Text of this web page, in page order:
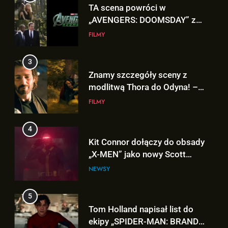
Znamy szczegóły sceny z
modlitwą Thora do Odyna! –
„AVENGERS: DOOMSDAY”
FILMY
4
Kit Connor dołączy do obsady
„X-MEN” jako nowy Scott
Summers!
NEWSY
5
Tom Holland napisał list do
ekipy „SPIDER-MAN: BRAND
NEW DAY” i… potwierdził swój
FILMY
6
TA figurka LEGO
Niesamowitego Spider-Mana
5
Tom Holland napisał list do